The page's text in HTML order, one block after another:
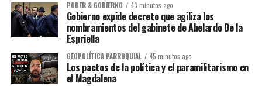
PODER & GOBIERNO 43 minutos ago
Gobierno expide decreto que agiliza los
nombramientos del gabinete de Abelardo De la
Espriella
GEOPOLÍTICA PARROQUIAL 45 minutos ago
Los pactos de la política y el paramilitarismo en
el Magdalena